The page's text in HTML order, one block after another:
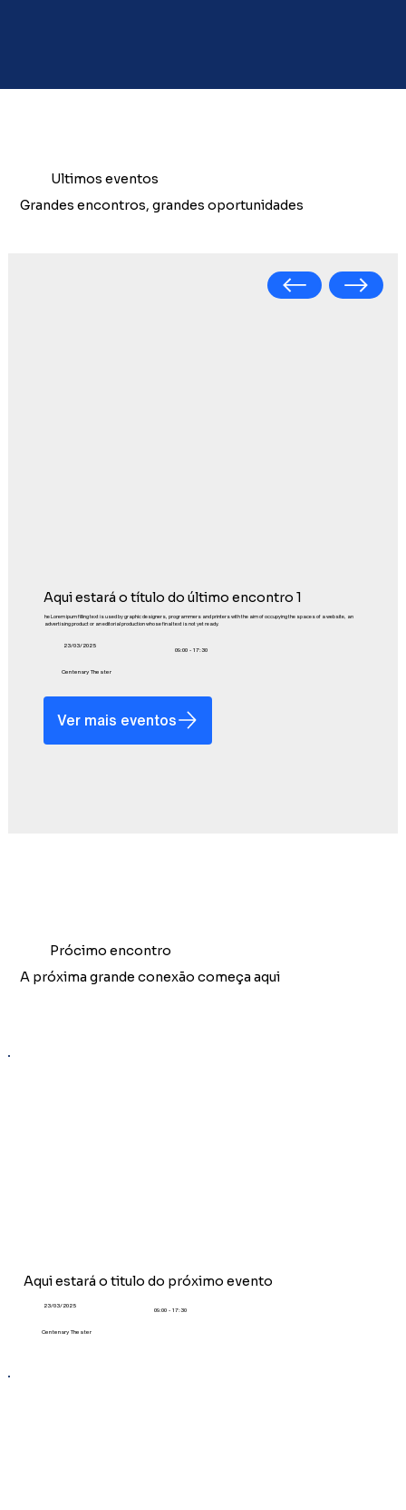
Ultimos eventos
Grandes encontros, grandes oportunidades
Aqui estará o título do último encontro 1
he Lorem ipum filling text is used by graphic designers, programmers and printers with the aim of occupying the spaces of a website, an
advertising product or an editorial production whose final text is not yet ready.
23/03/2025
09:00 - 17:30
Centenary Theater
Ver mais eventos
Prócimo encontro
A próxima grande conexão começa aqui
Aqui estará o titulo do próximo evento
23/03/2025
09:00 - 17:30
Centenary Theater